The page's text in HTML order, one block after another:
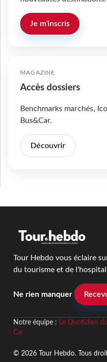
Je m'inscris
MAGAZINE
Accès dossiers
Benchmarks marchés,
Bus&Car.
Découvrir
Tour Hebdo vous éclaire
du tourisme et de
Ne rien manquer
Notre équipe : Le Quotidien
Car
© 2026 Tour Hebdo. Tous